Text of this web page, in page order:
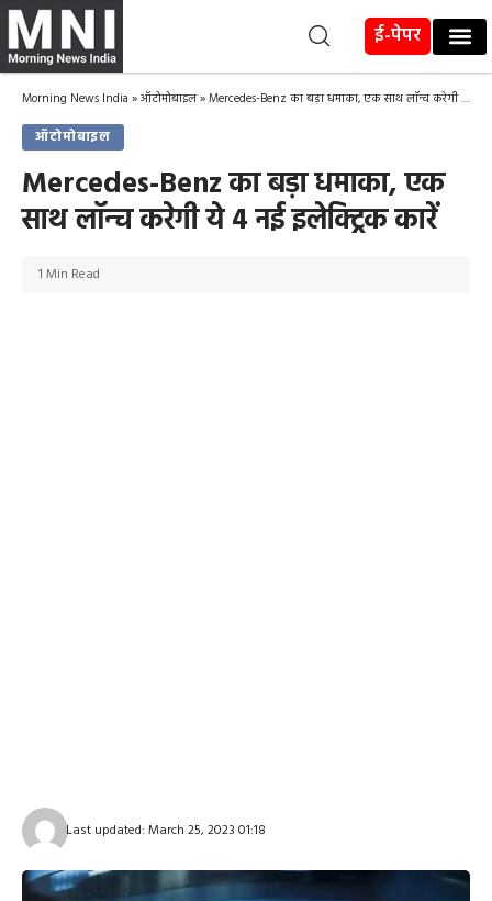
ई-पेपर
Morning News India »ऑटोमोबाइल»Mercedes-Benz का बड़ा धमाका, एक साथ लॉन्च करेगी ये 4 नई इलेक्ट्रिक कारें
ऑटोमोबाइल
Mercedes-Benz का बड़ा धमाका, एक
साथ लॉन्च करेगी ये 4 नई इलेक्ट्रिक कारें
Last updated: March 25, 2023 01:18
1 Min Read